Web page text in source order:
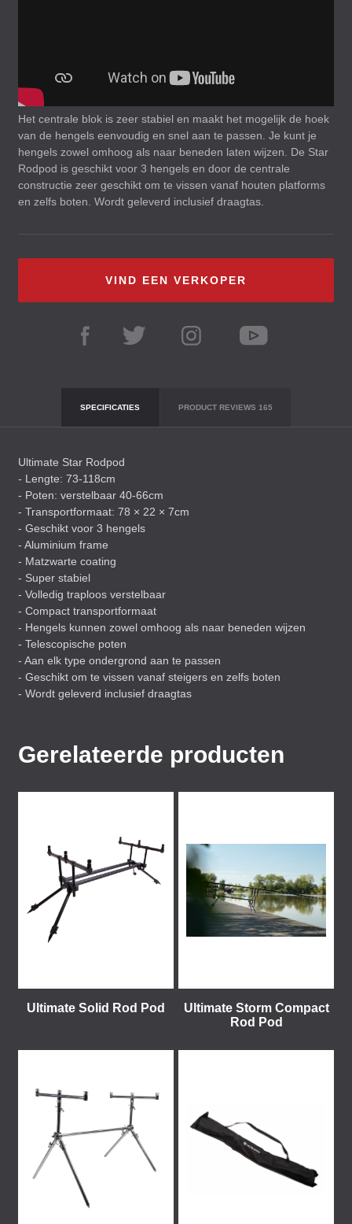
Het centrale blok is zeer stabiel en maakt het mogelijk de hoek
van de hengels eenvoudig en snel aan te passen. Je kunt je
hengels zowel omhoog als naar beneden laten wijzen. De Star
Rodpod is geschikt voor 3 hengels en door de centrale
constructie zeer geschikt om te vissen vanaf houten platforms
en zelfs boten. Wordt geleverd inclusief draagtas.
VIND EEN VERKOPER
SPECIFICATIES PRODUCT REVIEWS 165
Ultimate Star Rodpod
- Lengte: 73-118cm
- Poten: verstelbaar 40-66cm
- Transportformaat: 78 × 22 × 7cm
- Geschikt voor 3 hengels
- Aluminium frame
- Matzwarte coating
- Super stabiel
- Volledig traploos verstelbaar
- Compact transportformaat
- Hengels kunnen zowel omhoog als naar beneden wijzen
- Telescopische poten
- Aan elk type ondergrond aan te passen
- Geschikt om te vissen vanaf steigers en zelfs boten
- Wordt geleverd inclusief draagtas
Gerelateerde producten
Ultimate Solid Rod Pod
Ultimate Storm Compact
Rod Pod